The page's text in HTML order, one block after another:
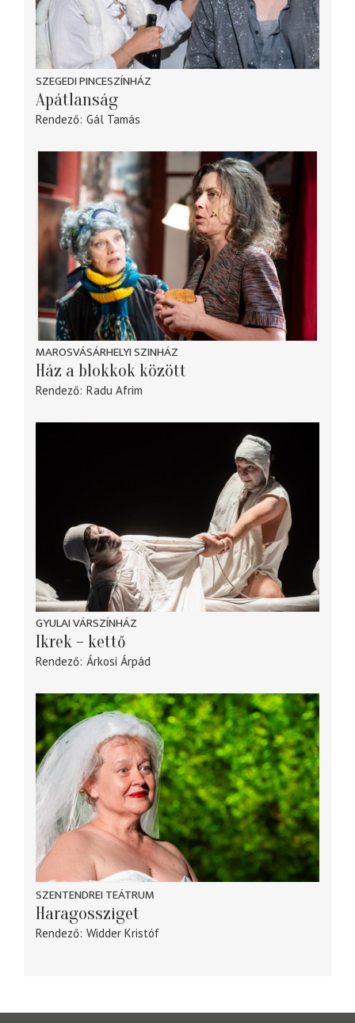
SZEGEDI PINCESZÍNHÁZ
Apátlanság
Rendező Gál Tamás
MAROSVÁSÁRHELYI SZINHÁZ
Ház a blokkok között
Rendező Radu Afrim
GYULAI VÁRSZÍNHÁZ
Ikrek – kettő
Rendező Árkosi Árpád
SZENTENDREI TEÁTRUM
Haragossziget
Rendező Widder Kristóf